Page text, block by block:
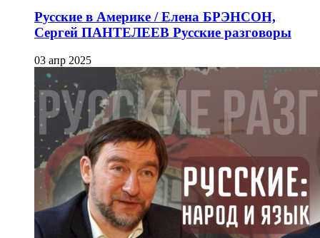
Русские в Америке / Елена БРЭНСОН,
Сергей ПАНТЕЛЕЕВ Русские разговоры
03 апр 2025